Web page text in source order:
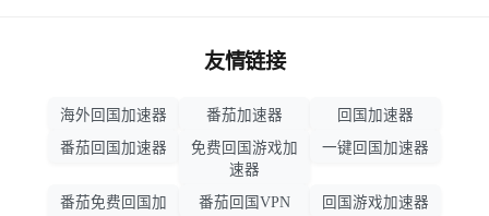
友情链接
海外回国加速器 番茄加速器
回国加速器
番茄回国加速器
免费回国游戏加
速器
一键回国加速器
番茄免费回国加 番茄回国VPN 回国游戏加速器